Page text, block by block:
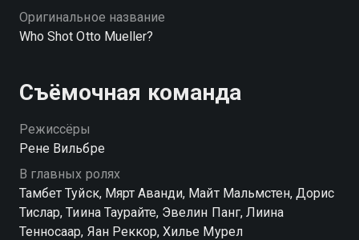
Оригинальное название
Who Shot Otto Mueller?
Съёмочная команда
Режиссёры
Рене Вильбре
В главных ролях
Тамбет Туйск, Мярт Аванди, Майт Мальмстен, Дорис
Тислар, Тиина Таурайте, Эвелин Панг, Лиина
Тенносаар, Яан Реккор, Хилье Мурел